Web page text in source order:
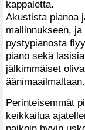
kappaletta.
Akustista pianoa
mallinnukseen,
pystypianosta
piano sekä
jälkimmäiset
äänimaailmaltaan.
Perinteisemmät
keikkailua